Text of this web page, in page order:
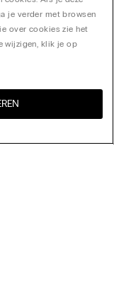
je verder met browsen
over cookies zie het
wijzigen, klik je op